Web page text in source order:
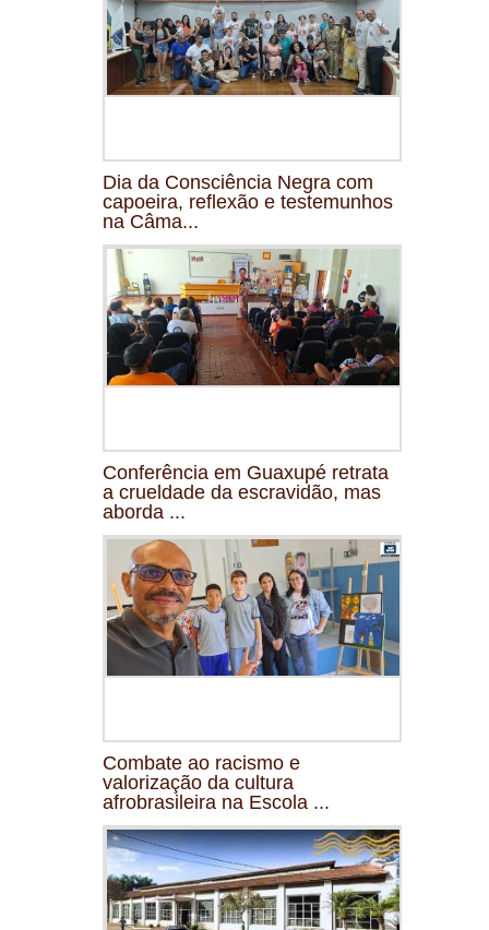
Dia da Consciência Negra com
capoeira, reflexão e testemunhos
na Câma...
Conferência em Guaxupé retrata
a crueldade da escravidão, mas
aborda ...
Combate ao racismo e
valorização da cultura
afrobrasileira na Escola ...